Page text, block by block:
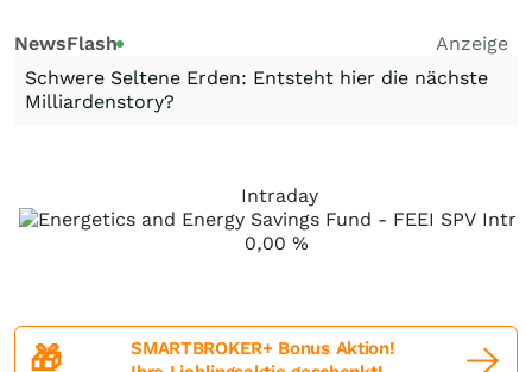
NewsFlash
Anzeige
Schwere Seltene Erden: Entsteht hier die nächste
Milliardenstory?
Intraday
0,00 %
🎁
SMARTBROKER+ Bonus Aktion!